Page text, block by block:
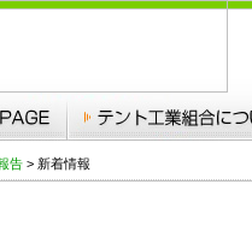
告> 新着情報